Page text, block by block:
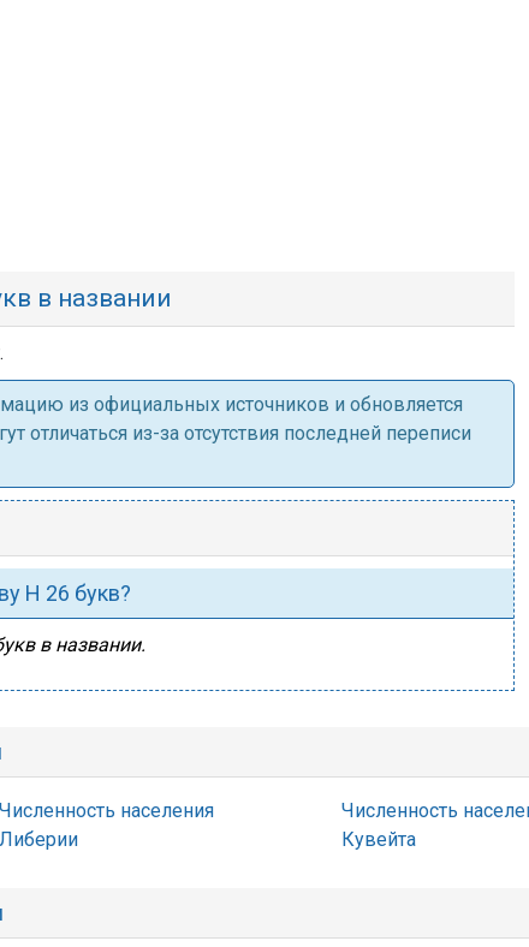
в названии
из официальных источников и обновляется
из-за отсутствия последней переписи
Н 26 букв?
в названии.
Численность населения
Либерии
Численность
Кувейта